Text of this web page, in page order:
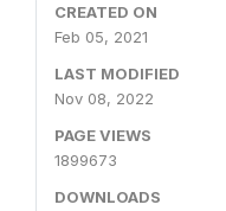
CREATED ON
Feb 05, 2021
LAST MODIFIED
Nov 08, 2022
PAGE VIEWS
1899673
DOWNLOADS